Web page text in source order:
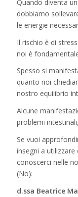
Quando diventa
dobbiamo
le energie
Il rischio è di
noi è
Spesso si
quanto noi
nostro equilibrio
Alcune
problemi
Se vuoi
insegni a
conoscerci nelle
(No):
d.ssa Beatrice